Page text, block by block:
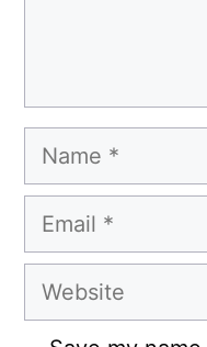
Name
Email
Website